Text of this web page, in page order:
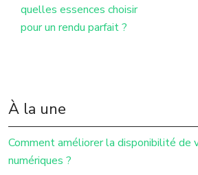
quelles essences choisir
pour un rendu parfait ?
À la une
Comment améliorer la disponibilité de
numériques ?